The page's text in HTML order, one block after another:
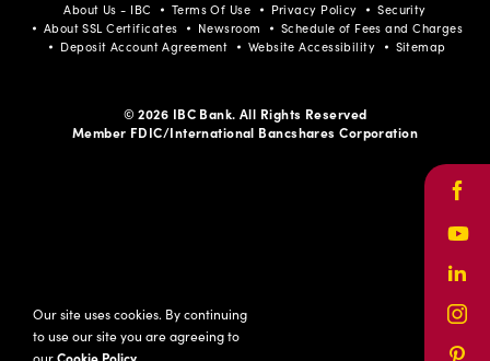
About Us - IBC Terms Of Use Privacy Policy
Security
About SSL Certificates
Newsroom
Schedule of Fees and Charges
Deposit Account Agreement
Website Accessibility Sitemap
© 2026 IBC Bank. All Rights Reserved
Member FDIC/International Bancshares Corporation
Our site uses cookies. By continuing
to use our site you are agreeing to